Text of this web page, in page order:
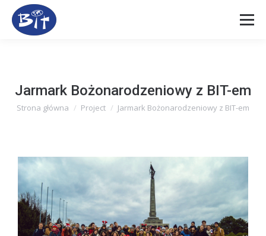
Jarmark Bożonarodzeniowy z BIT-em
Jesteś tutaj:
Strona główna Project Jarmark Bożonarodzeniowy z BIT-em